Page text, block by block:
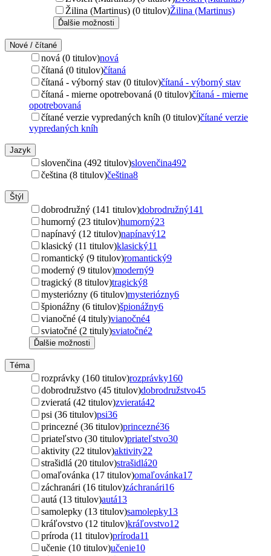
Žilina (Martinus) (0 titulov)Žilina (Martinus)
Ďalšie možnosti
Nové / čítané
nová (0 titulov)nová
čítaná (0 titulov)čítaná
čítaná - výborný stav (0 titulov)čítaná - výborný stav
čítaná - mierne opotrebovaná (0 titulov)čítaná - mierne
opotrebovaná
čítané verzie vypredaných kníh (0 titulov)čítané verzie
vypredaných kníh
Jazyk
slovenčina (492 titulov)slovenčina492
čeština (8 titulov)čeština8
Štýl
dobrodružný (141 titulov)dobrodružný141
humorný (23 titulov)humorný23
napínavý (12 titulov)napínavý12
klasický (11 titulov)klasický11
romantický (9 titulov)romantický9
moderný (9 titulov)moderný9
tragický (8 titulov)tragický8
mysteriózny (6 titulov)mysteriózny6
špionážny (6 titulov)špionážny6
vianočné (4 tituly)vianočné4
sviatočné (2 tituly)sviatočné2
Ďalšie možnosti
Téma
rozprávky (160 titulov)rozprávky160
dobrodružstvo (45 titulov)dobrodružstvo45
zvieratá (42 titulov)zvieratá42
psi (36 titulov)psi36
princezné (36 titulov)princezné36
priateľstvo (30 titulov)priateľstvo30
aktivity (22 titulov)aktivity22
strašidlá (20 titulov)strašidlá20
omaľovánka (17 titulov)omaľovánka17
záchranári (16 titulov)záchranári16
autá (13 titulov)autá13
samolepky (13 titulov)samolepky13
kráľovstvo (12 titulov)kráľovstvo12
príroda (11 titulov)príroda11
učenie (10 titulov)učenie10